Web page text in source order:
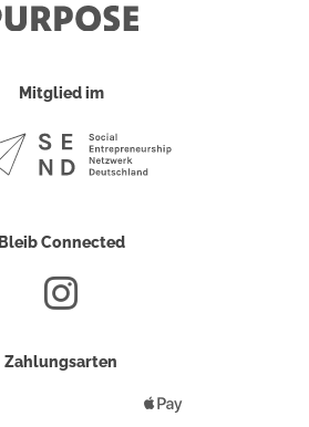
Mitglied im
Bleib Connected
Zahlungsarten